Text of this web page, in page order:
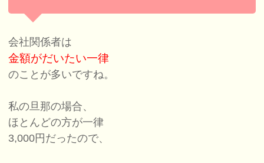
会社関係者は
金額がだいたい一律
のことが多いですね。
私の旦那の場合、
ほとんどの方が一律
3,000円だったので、